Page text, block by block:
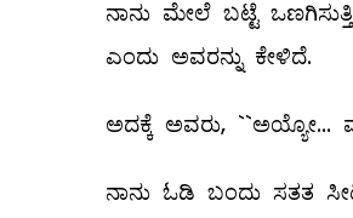
ನಾನು ಮೇಲೆ ಬಟ್ಟೆ
ಎಂದು ಅವರನ್ನು ಕೇಳಿದೆ.
ಅದಕ್ಕೆ ಅವರು, ``ಅಯ್ಯೋ...
ನಾನು ಓಡಿ ಬಂದು ಸತತ